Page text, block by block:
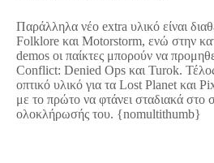
Παράλληλα νέο extra υλικό είναι
Folklore και Motorstorm, ενώ στην
demos οι παίκτες μπορούν να
Conflict: Denied Ops και Turok.
οπτικό υλικό για τα Lost Planet και
με το πρώτο να φτάνει σταδιακά στο
ολοκλήρωσής του. {nomultithumb}